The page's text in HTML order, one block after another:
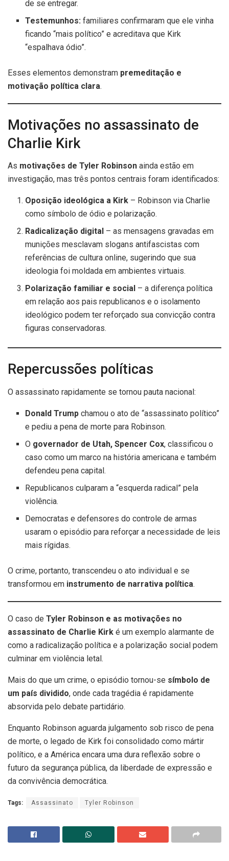
de se entregar.
Testemunhos: familiares confirmaram que ele vinha
ficando “mais político” e acreditava que Kirk
“espalhava ódio”.
Esses elementos demonstram premeditação e
motivação política clara.
Motivações no assassinato de
Charlie Kirk
As motivações de Tyler Robinson ainda estão em
investigação, mas três pontos centrais foram identificados:
Oposição ideológica a Kirk – Robinson via Charlie
como símbolo de ódio e polarização.
Radicalização digital – as mensagens gravadas em
munições mesclavam slogans antifascistas com
referências de cultura online, sugerindo que sua
ideologia foi moldada em ambientes virtuais.
Polarização familiar e social – a diferença política
em relação aos pais republicanos e o isolamento
ideológico podem ter reforçado sua convicção contra
figuras conservadoras.
Repercussões políticas
O assassinato rapidamente se tornou pauta nacional:
Donald Trump chamou o ato de “assassinato político”
e pediu a pena de morte para Robinson.
O governador de Utah, Spencer Cox, classificou o
caso como um marco na história americana e também
defendeu pena capital.
Republicanos culparam a “esquerda radical” pela
violência.
Democratas e defensores do controle de armas
usaram o episódio para reforçar a necessidade de leis
mais rígidas.
O crime, portanto, transcendeu o ato individual e se
transformou em instrumento de narrativa política.
O caso de Tyler Robinson e as motivações no
assassinato de Charlie Kirk é um exemplo alarmante de
como a radicalização política e a polarização social podem
culminar em violência letal.
Mais do que um crime, o episódio tornou-se símbolo de
um país dividido, onde cada tragédia é rapidamente
absorvida pelo debate partidário.
Enquanto Robinson aguarda julgamento sob risco de pena
de morte, o legado de Kirk foi consolidado como mártir
político, e a América encara uma dura reflexão sobre o
futuro da segurança pública, da liberdade de expressão e
da convivência democrática.
Tags: Assassinato Tyler Robinson